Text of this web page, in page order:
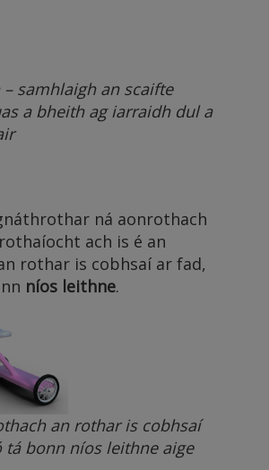
samhlaigh an scaifte
a bheith ag iarraidh dul a
ná aonrothach
ach is é an
rothar is cobhsaí ar fad,
níos leithne.
an rothar is cobhsaí
tá bonn níos leithne aige